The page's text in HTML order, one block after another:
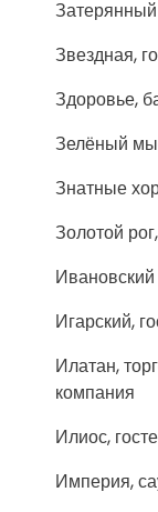
Звездная,
Здоровье,
Зелёный
Знатные
Золотой
Ивановский
Игарский,
Илатан,
компания
Илиос,
Империя,